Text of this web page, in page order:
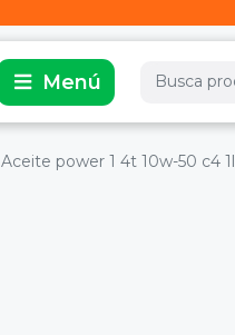
Aceite power 1 4t 10w-50 c4 1l